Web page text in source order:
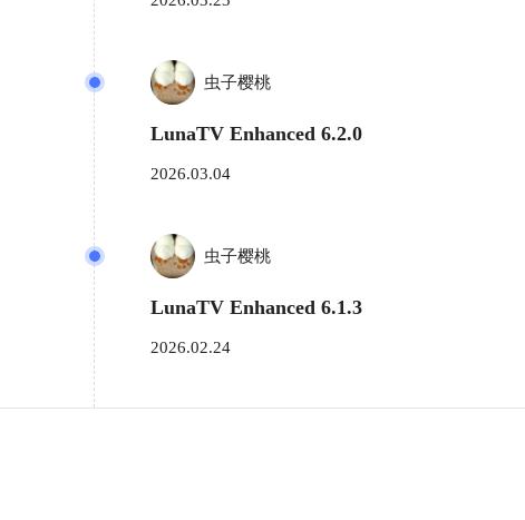
虫子樱桃
LunaTV Enhanced 6.2.0
2026.03.04
虫子樱桃
LunaTV Enhanced 6.1.3
2026.02.24